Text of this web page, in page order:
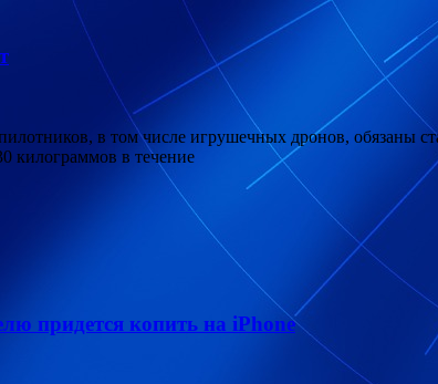
в том числе игрушечных дронов, обязаны
килограммов в течение
придется копить на iPhone